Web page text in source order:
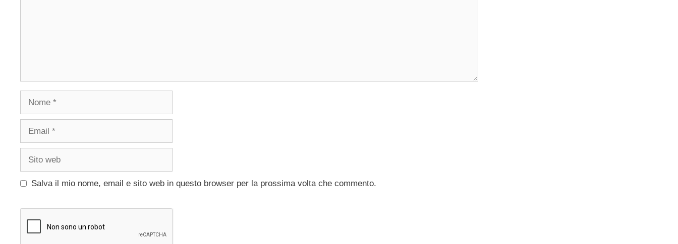
Nome
Email
Sito
Salva il mio nome, email e sito web in questo browser per la prossima volta che commento.